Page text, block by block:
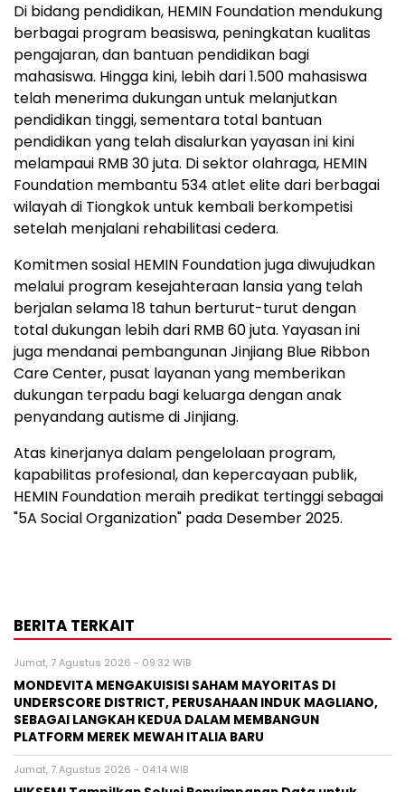
Di bidang pendidikan, HEMIN Foundation mendukung
berbagai program beasiswa, peningkatan kualitas
pengajaran, dan bantuan pendidikan bagi
mahasiswa. Hingga kini, lebih dari 1.500 mahasiswa
telah menerima dukungan untuk melanjutkan
pendidikan tinggi, sementara total bantuan
pendidikan yang telah disalurkan yayasan ini kini
melampaui RMB 30 juta. Di sektor olahraga, HEMIN
Foundation membantu 534 atlet elite dari berbagai
wilayah di Tiongkok untuk kembali berkompetisi
setelah menjalani rehabilitasi cedera.
Komitmen sosial HEMIN Foundation juga diwujudkan
melalui program kesejahteraan lansia yang telah
berjalan selama 18 tahun berturut-turut dengan
total dukungan lebih dari RMB 60 juta. Yayasan ini
juga mendanai pembangunan Jinjiang Blue Ribbon
Care Center, pusat layanan yang memberikan
dukungan terpadu bagi keluarga dengan anak
penyandang autisme di Jinjiang.
Atas kinerjanya dalam pengelolaan program,
kapabilitas profesional, dan kepercayaan publik,
HEMIN Foundation meraih predikat tertinggi sebagai
"5A Social Organization" pada Desember 2025.
BERITA TERKAIT
Jumat, 7 Agustus 2026 - 09:32 WIB
MONDEVITA MENGAKUISISI SAHAM MAYORITAS DI
UNDERSCORE DISTRICT, PERUSAHAAN INDUK MAGLIANO,
SEBAGAI LANGKAH KEDUA DALAM MEMBANGUN
PLATFORM MEREK MEWAH ITALIA BARU
Jumat, 7 Agustus 2026 - 04:14 WIB